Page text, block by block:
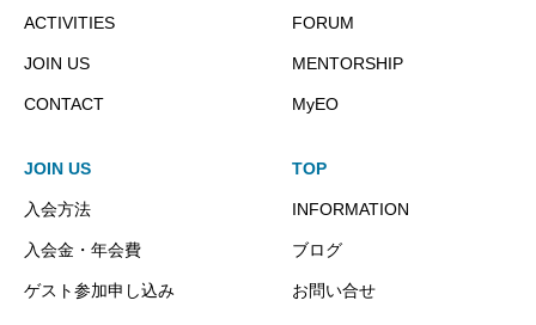
ACTIVITIES
JOIN US
CONTACT
FORUM
MENTORSHIP
MyEO
JOIN US
入会方法
入会金・年会費
ゲスト参加申し込み
TOP
INFORMATION
ブログ
お問い合せ